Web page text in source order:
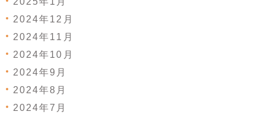
2024年12月
2024年11月
2024年10月
2024年9月
2024年8月
2024年7月